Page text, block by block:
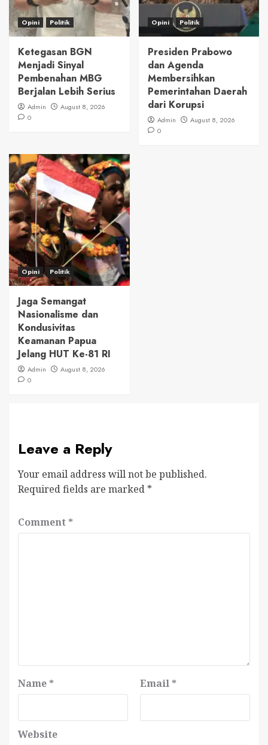
Opini Politik
Ketegasan BGN
Menjadi Sinyal
Pembenahan MBG
Berjalan Lebih Serius
Admin
August 8, 2026
0
Opini Politik
Presiden Prabowo
dan Agenda
Membersihkan
Pemerintahan Daerah
dari Korupsi
Admin
August 8, 2026
0
Opini Politik
Jaga Semangat
Nasionalisme dan
Kondusivitas
Keamanan Papua
Jelang HUT Ke-81 RI
Admin
August 8, 2026
0
Leave a Reply
Your email address will not be published.
Required fields are marked *
Comment *
Name * Email *
Website